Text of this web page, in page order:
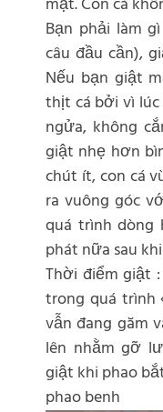
Bạn phải làm
câu đầu cần),
Nếu bạn giật
thịt cá bởi vì
ngửa, không
giật nhẹ hơn
chút ít, con cá
ra vuông góc
quá trình dòng
phát nữa sau
Thời điểm giật
trong quá trình
vẫn đang găm
lên nhằm gỡ
giật khi phao
phao benh